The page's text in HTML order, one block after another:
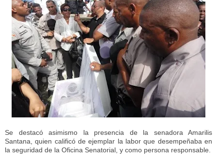
Se destacó asimismo la presencia de la senadora Amarilis
Santana, quien calificó de ejemplar la labor que desempeñaba en
la seguridad de la Oficina Senatorial, y como persona responsable.